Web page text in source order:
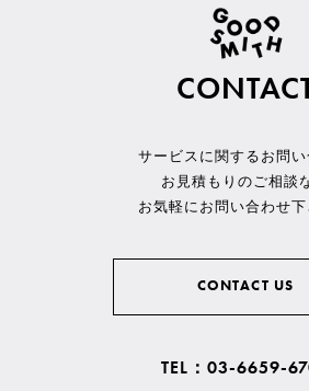
サービスに関するお問
お見積もりのご相談
お気軽にお問い合わせ下
CONTACT US
TEL：03-6659-